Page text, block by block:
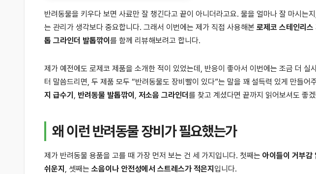
반려동물을 키우다 보면 사료만 잘 챙긴다고 끝이 아니더라고요. 물을 얼마나 잘 마시는
는 관리가 생각보다 중요합니다. 그래서 이번에는 제가 직접 사용해본 로제코 스테인리
톱 그라인더 발톱깎이 를 함께 리뷰해보려고 합니다.
제가 예전에도 로제코 제품을 소개한 적이 있었는데, 반응이 좋아서 이번에는 조금 더 실
터 말씀드리면, 두 제품 모두 “반려동물도 장비빨이 있다”는 말을 꽤 설득력 있게 만들어
지 급수기 , 반려동물 발톱깎이 , 저소음 그라인더 를 찾고 계셨다면 끝까지 읽어보셔도 좋
왜 이런 반려동물 장비가 필요했는가
제가 반려동물 용품을 고를 때 가장 먼저 보는 건 세 가지입니다. 첫째는 아이들이 거부감
쉬운지 , 셋째는 소음이나 안전성에서 스트레스가 적은지 입니다.